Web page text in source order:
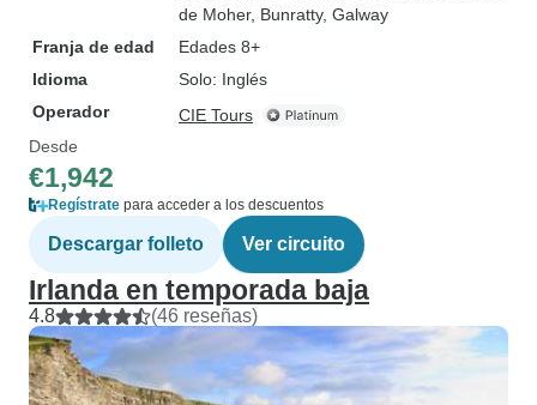
de Moher, Bunratty, Galway
Franja de edad
Edades 8+
Idioma
Solo: Inglés
Operador
CIE Tours
Desde
€1,942
Regístrate para acceder a los descuentos
Descargar folleto Ver circuito
Irlanda en temporada baja
4.8 (46 reseñas)